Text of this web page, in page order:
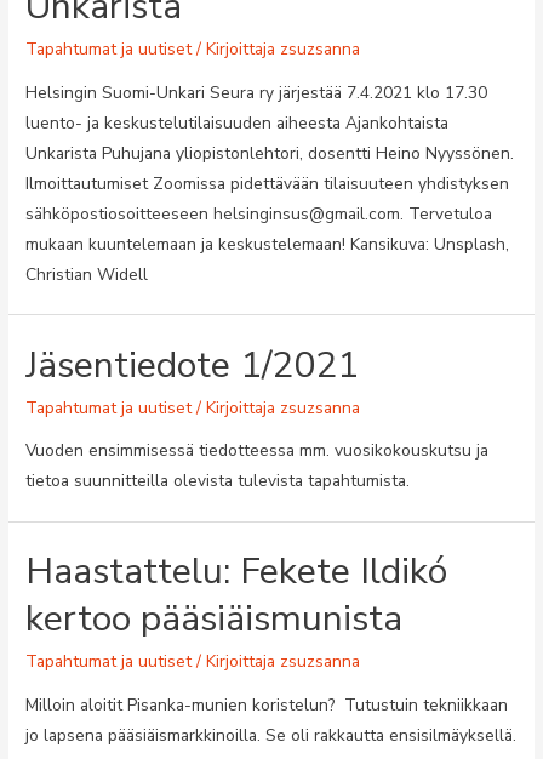
Tapahtumat ja uutiset/ Kirjoittaja zsuzsanna
Helsingin Suomi-Unkari Seura ry järjestää 7.4.2021 klo 17.30
luento- ja keskustelutilaisuuden aiheesta Ajankohtaista
Unkarista Puhujana yliopistonlehtori, dosentti Heino Nyyssönen.
Ilmoittautumiset Zoomissa pidettävään tilaisuuteen yhdistyksen
sähköpostiosoitteeseen helsinginsus@gmail.com. Tervetuloa
mukaan kuuntelemaan ja keskustelemaan! Kansikuva: Unsplash,
Christian Widell
Jäsentiedote 1/2021
Tapahtumat ja uutiset/ Kirjoittaja zsuzsanna
Vuoden ensimmisessä tiedotteessa mm. vuosikokouskutsu ja
tietoa suunnitteilla olevista tulevista tapahtumista.
Haastattelu: Fekete Ildikó
kertoo pääsiäismunista
Tapahtumat ja uutiset/ Kirjoittaja zsuzsanna
Milloin aloitit Pisanka-munien koristelun? Tutustuin tekniikkaan
jo lapsena pääsiäismarkkinoilla. Se oli rakkautta ensisilmäyksellä.